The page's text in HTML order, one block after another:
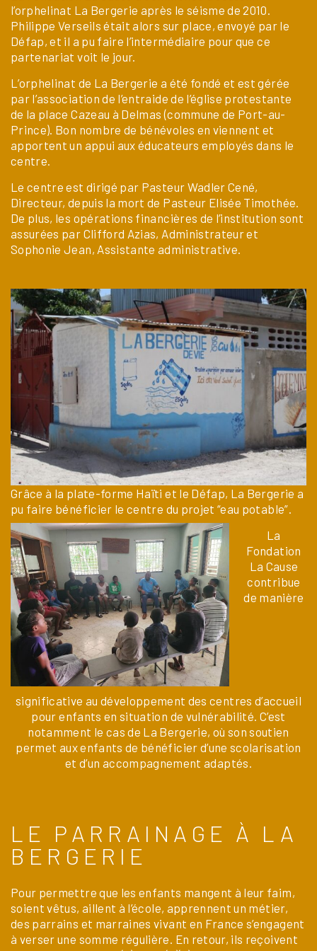
l’orphelinat La Bergerie après le séisme de 2010.
Philippe Verseils était alors sur place, envoyé par le
Défap, et il a pu faire l’intermédiaire pour que ce
partenariat voit le jour.
L’orphelinat de La Bergerie a été fondé et est gérée
par l’association de l’entraide de l’église protestante
de la place Cazeau à Delmas (commune de Port-au-
Prince). Bon nombre de bénévoles en viennent et
apportent un appui aux éducateurs employés dans le
centre.
Le centre est dirigé par Pasteur Wadler Cené,
Directeur, depuis la mort de Pasteur Elisée Timothée.
De plus, les opérations financières de l’institution sont
assurées par Clifford Azias, Administrateur et
Sophonie Jean, Assistante administrative.
Grâce à la plate-forme Haïti et le Défap, La Bergerie a
pu faire bénéficier le centre du projet “eau potable”.
La
Fondation
La Cause
contribue
de manière
significative au développement des centres d’accueil
pour enfants en situation de vulnérabilité. C’est
notamment le cas de La Bergerie, où son soutien
permet aux enfants de bénéficier d’une scolarisation
et d’un accompagnement adaptés.
LE PARRAINAGE À LA
BERGERIE
Pour permettre que les enfants mangent à leur faim,
soient vêtus, aillent à l’école, apprennent un métier,
des parrains et marraines vivant en France s’engagent
à verser une somme régulière. En retour, ils reçoivent